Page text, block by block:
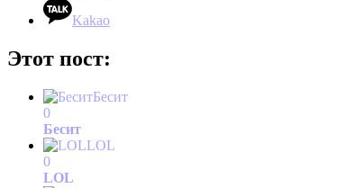
Kakao
Этот пост:
Бесит
0
Бесит
LOL
0
LOL